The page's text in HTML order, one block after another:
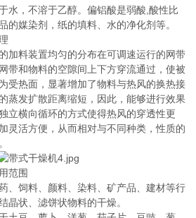
水，不溶于乙醇。偏铝酸是弱酸,酸性比
的媒染剂，纸的填料、水的净化剂等。
加料装置均匀的分布在可调速运行的网带
带和物料的空隙间上下方穿流通过，使被
受热面，显著增加了物料与热风的换热接
蒸发扩散距离缩短，因此，能够进行效果
立横向循环的方式使得热风的穿透性更
灵活方便，从而相对与不同种类，性质的
范围
、饲料、颜料、染料、矿产品、建材等行
晶状、滤饼状物料的干燥。